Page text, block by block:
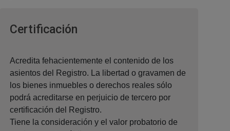
Certificación
Acredita fehacientemente el contenido de los
asientos del Registro. La libertad o gravamen de
los bienes inmuebles o derechos reales sólo
podrá acreditarse en perjuicio de tercero por
certificación del Registro.
Tiene la consideración y el valor probatorio de